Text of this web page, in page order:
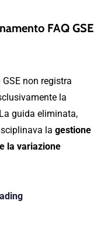
FAQ GSE
non registra
la
guida eliminata,
la gestione
la variazione